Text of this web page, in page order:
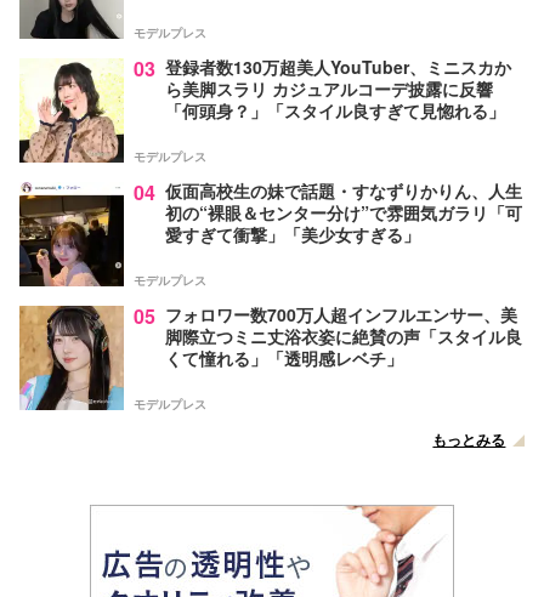
モデルプレス
03 登録者数130万超美人YouTuber、ミニスカか
ら美脚スラリ カジュアルコーデ披露に反響
「何頭身？」「スタイル良すぎて見惚れる」
モデルプレス
04 仮面高校生の妹で話題・すなずりかりん、人生
初の“裸眼＆センター分け”で雰囲気ガラリ「可
愛すぎて衝撃」「美少女すぎる」
モデルプレス
05 フォロワー数700万人超インフルエンサー、美
脚際立つミニ丈浴衣姿に絶賛の声「スタイル良
くて憧れる」「透明感レベチ」
モデルプレス
もっとみる